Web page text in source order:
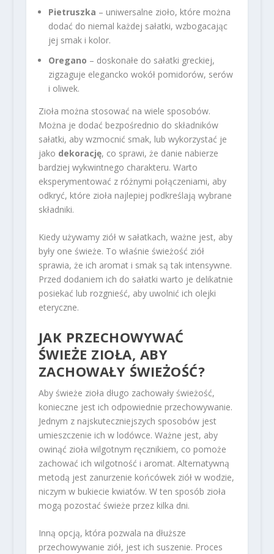
Pietruszka – uniwersalne zioło, które można
dodać do niemal każdej sałatki, wzbogacając
jej smak i kolor.
Oregano – doskonałe do sałatki greckiej,
zigzaguje elegancko wokół pomidorów, serów
i oliwek.
Zioła można stosować na wiele sposobów.
Można je dodać bezpośrednio do składników
sałatki, aby wzmocnić smak, lub wykorzystać je
jako dekorację, co sprawi, że danie nabierze
bardziej wykwintnego charakteru. Warto
eksperymentować z różnymi połączeniami, aby
odkryć, które zioła najlepiej podkreślają wybrane
składniki.
Kiedy używamy ziół w sałatkach, ważne jest, aby
były one świeże. To właśnie świeżość ziół
sprawia, że ich aromat i smak są tak intensywne.
Przed dodaniem ich do sałatki warto je delikatnie
posiekać lub rozgnieść, aby uwolnić ich olejki
eteryczne.
JAK PRZECHOWYWAĆ
ŚWIEŻE ZIOŁA, ABY
ZACHOWAŁY ŚWIEŻOŚĆ?
Aby świeże zioła długo zachowały świeżość,
konieczne jest ich odpowiednie przechowywanie.
Jednym z najskuteczniejszych sposobów jest
umieszczenie ich w lodówce. Ważne jest, aby
owinąć zioła wilgotnym ręcznikiem, co pomoże
zachować ich wilgotność i aromat. Alternatywną
metodą jest zanurzenie końcówek ziół w wodzie,
niczym w bukiecie kwiatów. W ten sposób zioła
mogą pozostać świeże przez kilka dni.
Inną opcją, która pozwala na dłuższe
przechowywanie ziół, jest ich suszenie. Proces